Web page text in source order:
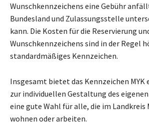
Wunschkennzeichens eine Gebühr
Bundesland und Zulassungsstelle
kann. Die Kosten für die Reservierung
Wunschkennzeichens sind in der Regel
standardmäßiges Kennzeichen.
Insgesamt bietet das Kennzeichen MYK
zur individuellen Gestaltung des
eine gute Wahl für alle, die im Landkreis
wohnen oder arbeiten.